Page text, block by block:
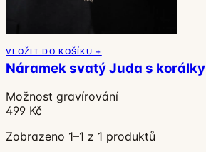
VLOŽIT DO KOŠÍKU +
Náramek svatý Juda s korálky
Možnost gravírování
499 Kč
Zobrazeno 1–1 z 1 produktů